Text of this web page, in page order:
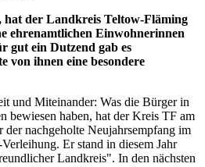
hat der Landkreis Teltow-Fläming
ehrenamtlichen Einwohnerinnen
gut ein Dutzend gab es
von ihnen eine besondere
und Miteinander: Was die Bürger in
bewiesen haben, hat der Kreis TF am
nachgeholte Neujahrsempfang im
Er stand in diesem Jahr
Landkreis". In den nächsten